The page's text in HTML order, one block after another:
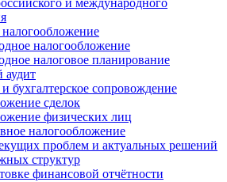
и международного
налогообложение
налоговое планирование
аудит
бухгалтерское сопровождение
сделок
физических лиц
налогообложение
проблем и актуальных решений
структур
финансовой отчётности